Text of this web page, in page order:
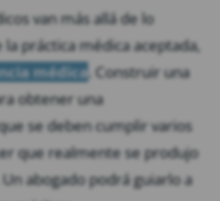
van más allá de lo
práctica médica aceptada,
médica . Construir una
obtener una
se deben cumplir varios
que realmente se produjo
abogado podrá guiarlo a